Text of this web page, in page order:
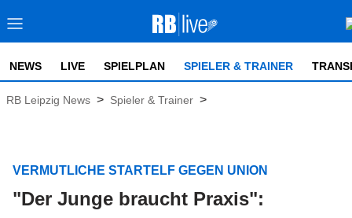
NEWS LIVE SPIELPLAN SPIELER & TRAINER
RB Leipzig News > Spieler & Trainer >
VERMUTLICHE STARTELF GEGEN UNION
"Der Junge braucht Praxis":